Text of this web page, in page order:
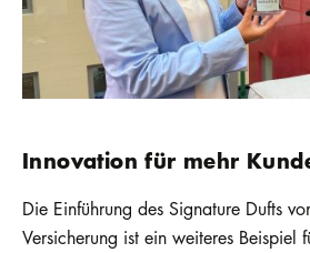
Innovation für mehr
Die Einführung des Signature Dufts
Versicherung ist ein weiteres Beispiel